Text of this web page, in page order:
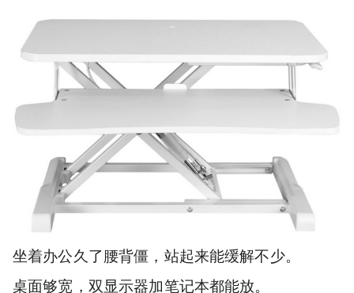
坐着办公久了腰背僵，站起来能缓解不少。
桌面够宽，双显示器加笔记本都能放。